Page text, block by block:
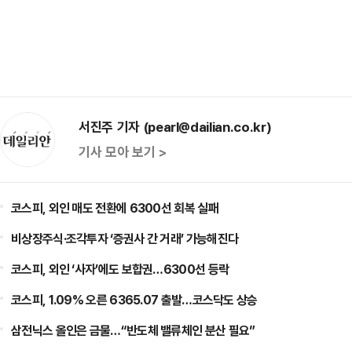
서진주 기자 (pearl@dailian.co.kr)
기사 모아 보기 >
코스피, 외인 매도 전환에 6300선 회복 실패
비상장주식·조각투자 ‘증권사 간 거래’ 가능해진다
코스피, 외인 ‘사자’에도 보합권…6300선 등락
코스피, 1.09% 오른 6365.07 출발…코스닥도 상승
삼전닉스 올인은 금물…“반도체 밸류체인 분산 필요”